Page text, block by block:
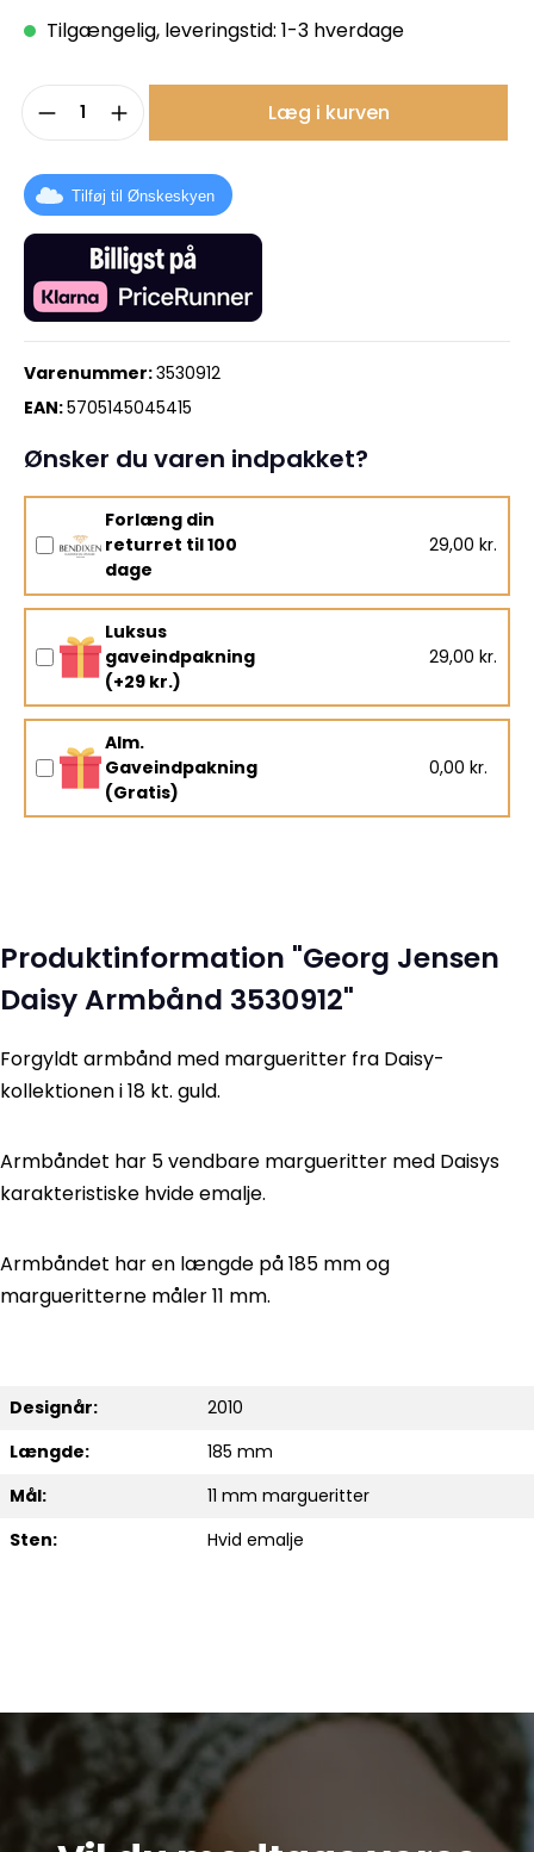
Tilgængelig, leveringstid: 1-3 hverdage
Produktmængde: Indtast det
Læg i kurven
Tilføj til Ønskeskyen
Varenummer:3530912
EAN:5705145045415
Ønsker du varen indpakket?
Forlæng din
returret til 100
dage
29,00 kr.
Luksus
gaveindpakning
(+29 kr.)
29,00 kr.
Alm.
Gaveindpakning
(Gratis)
0,00 kr.
Produktinformation "Georg Jensen
Daisy Armbånd 3530912"
Forgyldt armbånd med margueritter fra Daisy-
kollektionen i 18 kt. guld.
Armbåndet har 5 vendbare margueritter med Daisys
karakteristiske hvide emalje.
Armbåndet har en længde på 185 mm og
margueritterne måler 11 mm.
Designår:
2010
Længde:
185 mm
Mål:
11 mm margueritter
Sten:
Hvid emalje